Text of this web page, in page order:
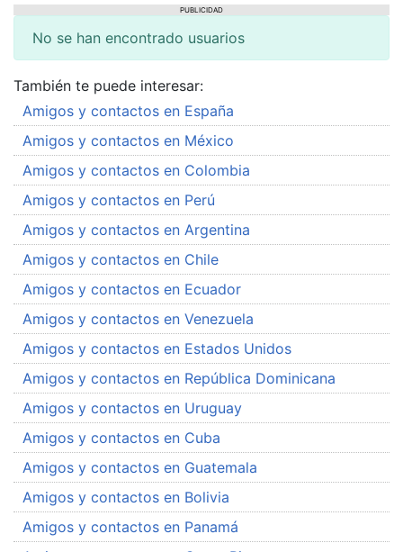
PUBLICIDAD
No se han encontrado usuarios
También te puede interesar:
Amigos y contactos en España
Amigos y contactos en México
Amigos y contactos en Colombia
Amigos y contactos en Perú
Amigos y contactos en Argentina
Amigos y contactos en Chile
Amigos y contactos en Ecuador
Amigos y contactos en Venezuela
Amigos y contactos en Estados Unidos
Amigos y contactos en República Dominicana
Amigos y contactos en Uruguay
Amigos y contactos en Cuba
Amigos y contactos en Guatemala
Amigos y contactos en Bolivia
Amigos y contactos en Panamá